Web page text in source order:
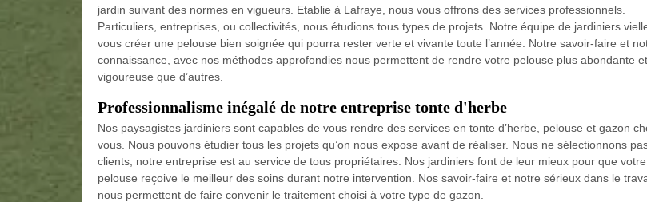
jardin suivant des normes en vigueurs. Etablie à Lafraye, nous vous offrons des services professionnels.
Particuliers, entreprises, ou collectivités, nous étudions tous types de projets. Notre équipe de jardiniers
vous créer une pelouse bien soignée qui pourra rester verte et vivante toute l’année. Notre savoir-faire et
connaissance, avec nos méthodes approfondies nous permettent de rendre votre pelouse plus abondante et
vigoureuse que d’autres.
Professionnalisme inégalé de notre entreprise tonte d'herbe
Nos paysagistes jardiniers sont capables de vous rendre des services en tonte d’herbe, pelouse et gazon
vous. Nous pouvons étudier tous les projets qu’on nous expose avant de réaliser. Nous ne sélectionnons
clients, notre entreprise est au service de tous propriétaires. Nos jardiniers font de leur mieux pour que votre
pelouse reçoive le meilleur des soins durant notre intervention. Nos savoir-faire et notre sérieux dans le
nous permettent de faire convenir le traitement choisi à votre type de gazon.